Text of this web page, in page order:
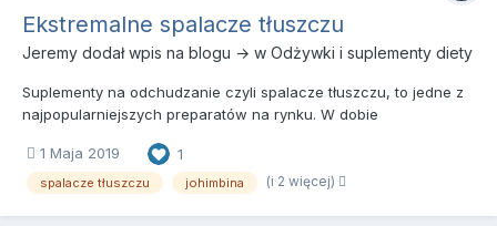
Ekstremalne spalacze tłuszczu
Jeremy dodał wpis na blogu → w Odżywki i suplementy diety
Suplementy na odchudzanie czyli spalacze tłuszczu, to jedne z
najpopularniejszych preparatów na rynku. W dobie
przewlekłą, z którą walczy tysiące osób na świecie. Niestety
organizm człowieka nie ułatwia utraty zbędnych kilogramów,
1 Maja 2019 1
spalacze tłuszczu johimbina (i 2 więcej)